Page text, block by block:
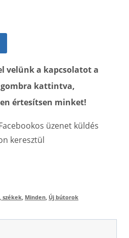
velünk a kapcsolatot a
gombra kattintva,
értesítsen minket!
üzenet küldés
keresztül
székek, Minden, Új bútorok